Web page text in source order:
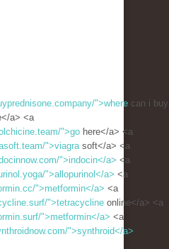
">where can i buy
a> <a
">go here</a> <a
">viagrasoft</a> <a
">indocin</a> <a
">allopurinol</a> <a
">metformin</a> <a
">tetracycline online</a> <a
">metformin</a> <a
">synthroid</a>